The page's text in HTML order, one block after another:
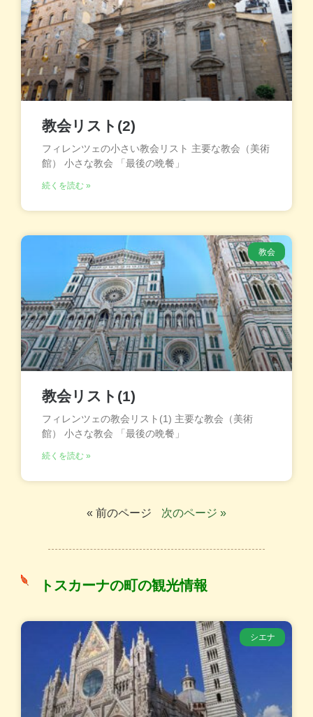
教会リスト(2)
フィレンツェの小さい教会リスト 主要な教会（美術
館） 小さな教会 「最後の晩餐」
続くを読む »
教会
教会リスト(1)
フィレンツェの教会リスト(1) 主要な教会（美術
館） 小さな教会 「最後の晩餐」
続くを読む »
« 前のページ 次のページ »
トスカーナの町の観光情報
シエナ